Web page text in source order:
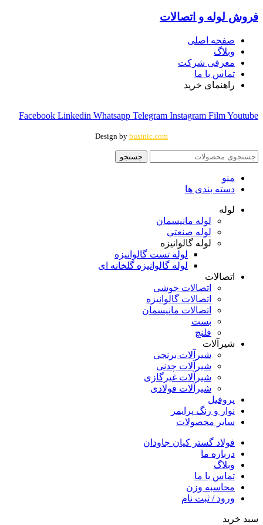
فروش لوله و اتصالات
صفحه اصلی
وبلاگ
معرفی شرکت
تماس با ما
راهنمای خرید
Facebook Linkedin Whatsapp Telegram Instagram FilmYoutube
Design by businic.com
جستجو
منو
دسته بندی ها
لوله
لوله مانیسمان
لوله صنعتی
لوله گالوانیزه
لوله تست گالوانیزه
لوله گالوانیزه گلخانه ای
اتصالات
اتصالات جوشی
اتصالات گالوانیزه
اتصالات مانیسمان
بست
فلنچ
شیرآلات
شیرآلات برنجی
شیرآلات چدنی
شیرآلات غیرگازی
شیرآلات فولادی
پروفیل
نوار و رنگ پرایمر
سایر محصولات
فولاد گستر کیان جاودان
درباره ما
وبلاگ
تماس با ما
محاسبه وزن
ورود / ثبت نام
سبد خرید